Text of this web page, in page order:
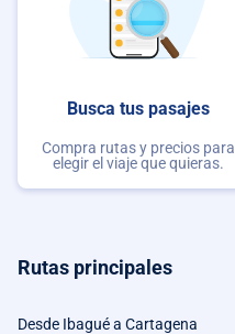
Busca tus pasajes
Compra rutas y precios para
elegir el viaje que quieras.
Rutas principales
Desde Ibagué a Cartagena